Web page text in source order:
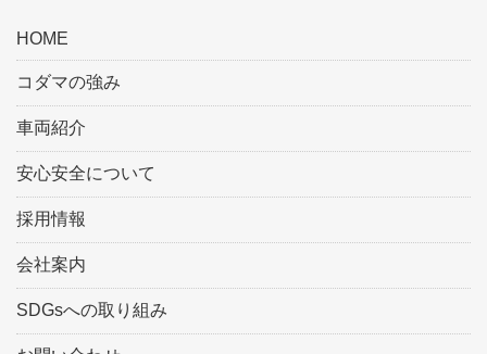
HOME
コダマの強み
車両紹介
安心安全について
採用情報
会社案内
SDGsへの取り組み